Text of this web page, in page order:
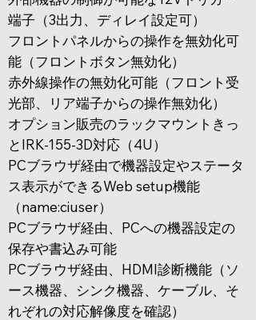
端子（3出力、ディレイ設定可）
フロントパネルからの操作を無効化可
能（フロントボタン無効化）
赤外線操作の無効化可能（フロント受
光部、リア端子からの操作無効化）
オプション販売のラックマウントきっ
とIRK-155-3D対応（4U）
​PCブラウザ経由で機器設定やステータ
ス表示ができるWeb setup機能
（name:ciuser）
PCブラウザ経由、PCへの機器設定の
保存や書込み可能
PCブラウザ経由、HDMI診断機能（ソ
ース機器、シンク機器、ケーブル、そ
れぞれの対応解像度を確認）